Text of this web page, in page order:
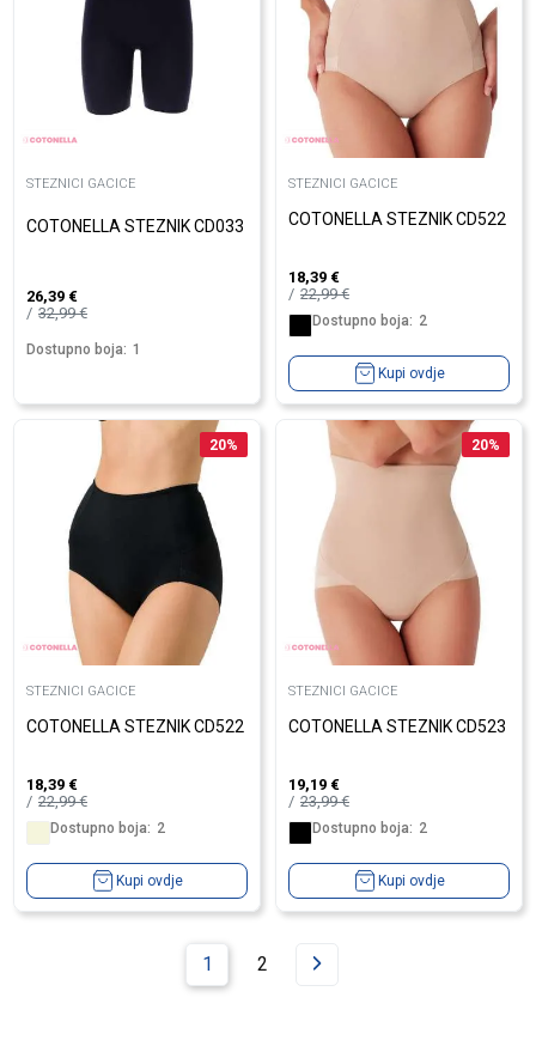
STEZNICI GACICE
COTONELLA STEZNIK CD033
26,39 €
32,99€
Dostupno boja: 1
STEZNICI GACICE
COTONELLA STEZNIK CD522
18,39 €
22,99€
Dostupno boja: 2
Kupi ovdje
20%
STEZNICI GACICE
COTONELLA STEZNIK CD522
18,39 €
22,99€
Dostupno boja: 2
Kupi ovdje
20%
STEZNICI GACICE
COTONELLA STEZNIK CD523
19,19 €
23,99€
Dostupno boja: 2
Kupi ovdje
1 2